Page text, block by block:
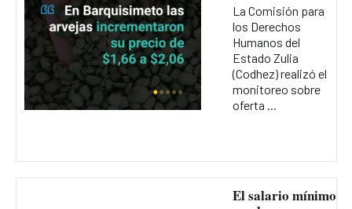
La Comisión para
los Derechos
Humanos del
Estado Zulia
(Codhez) realizó el
monitoreo sobre
oferta ...
El salario mínimo